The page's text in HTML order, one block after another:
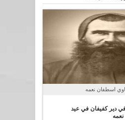
اسطفان نعمه
دير كفيفان في عيد